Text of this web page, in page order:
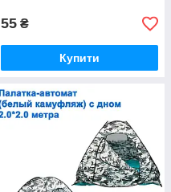
55 ₴
Купити